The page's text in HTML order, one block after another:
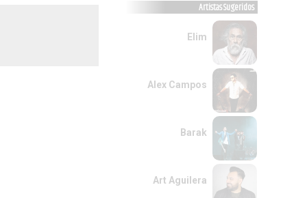
Artistas Sugeridos
Elim
Alex Campos
Barak
Art Aguilera